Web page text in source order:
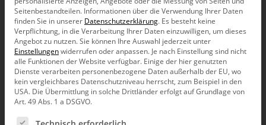
26. Juni 2019, 13:00–14:00Uhr,Webinar
Seitenbestandteilen. Informationen über die Verwendung Ihrer Daten
finden Sie in unserer Datenschutzerklärung. Es besteht keine
Verpflichtung, in die Verarbeitung Ihrer Daten einzuwilligen, um dieses
Angebot zu nutzen.Sie können Ihre Auswahl jederzeit unter
Einstellungenwiderrufen oder anpassen. Je nach Einstellung sind nicht
alle Funktionen der Website verfügbar. Einige der hier genutzten
Dienste verarbeiten personenbezogene Daten außerhalb der EU, wo
kein vergleichbares Datenschutzniveau herrscht, zum Beispiel in den
USA. Die Übermittlung in solche Drittländer erfolgt auf Grundlage von
Art. 49 Abs. 1 a DSGVO.
Es folgt eine Liste der Service-Gruppen, für die eine